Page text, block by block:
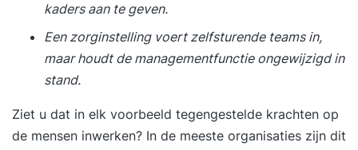
kaders aan te geven.
Een zorginstelling voert zelfsturende teams in,
maar houdt de managementfunctie ongewijzigd in
stand.
Ziet u dat in elk voorbeeld tegengestelde krachten op
de mensen inwerken? In de meeste organisaties zijn dit